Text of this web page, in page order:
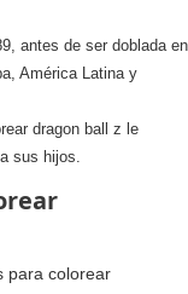
antes de ser doblada en
América Latina y
dragon ball z le
sus hijos.
para colorear